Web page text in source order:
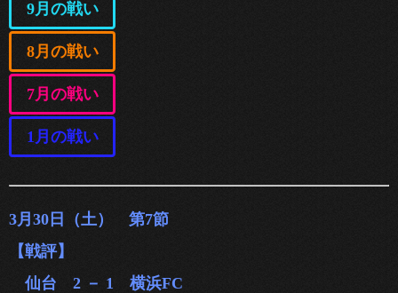
9月の戦い
8月の戦い
7月の戦い
1月の戦い
3月30日（土） 第7節
【戦評】
仙台 2 － 1 横浜FC